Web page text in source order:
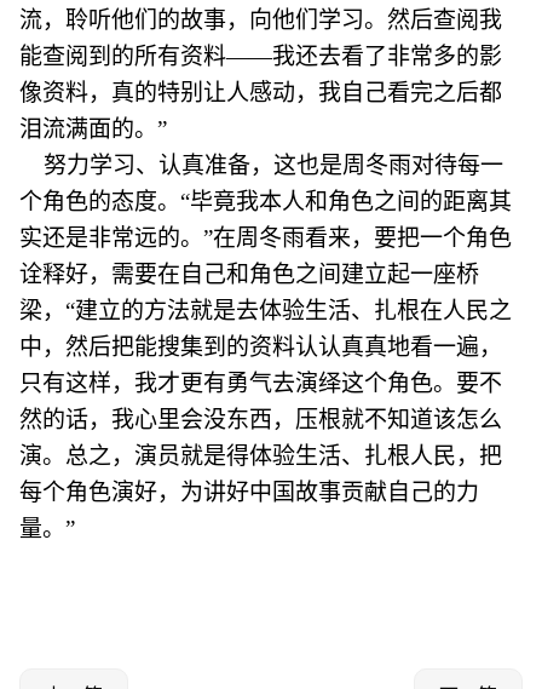
流，聆听他们的故事，向他们学习。然后查阅我
能查阅到的所有资料——我还去看了非常多的影
像资料，真的特别让人感动，我自己看完之后都
泪流满面的。”
努力学习、认真准备，这也是周冬雨对待每一
个角色的态度。“毕竟我本人和角色之间的距离其
实还是非常远的。”在周冬雨看来，要把一个角色
诠释好，需要在自己和角色之间建立起一座桥
梁，“建立的方法就是去体验生活、扎根在人民之
中，然后把能搜集到的资料认认真真地看一遍，
只有这样，我才更有勇气去演绎这个角色。要不
然的话，我心里会没东西，压根就不知道该怎么
演。总之，演员就是得体验生活、扎根人民，把
每个角色演好，为讲好中国故事贡献自己的力
量。”